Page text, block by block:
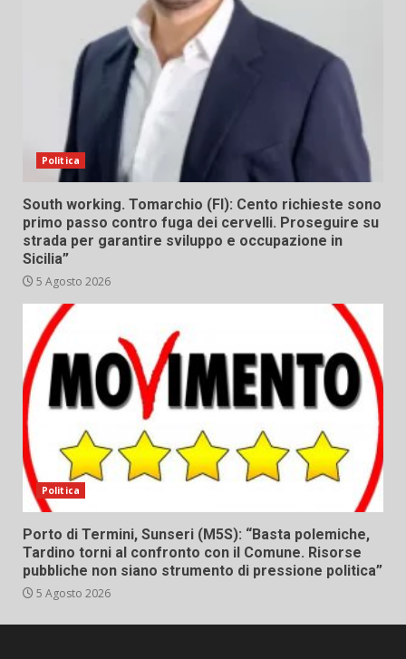
Politica
South working. Tomarchio (FI): Cento richieste sono
primo passo contro fuga dei cervelli. Proseguire su
strada per garantire sviluppo e occupazione in
Sicilia”
5 Agosto 2026
Politica
Porto di Termini, Sunseri (M5S): “Basta polemiche,
Tardino torni al confronto con il Comune. Risorse
pubbliche non siano strumento di pressione politica”
5 Agosto 2026